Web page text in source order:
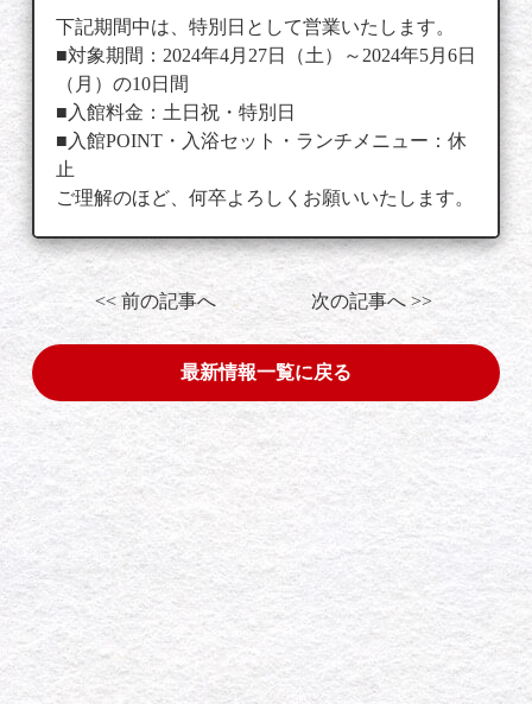
下記期間中は、特別日として営業いたします。
■対象期間：2024年4月27日（土）～2024年5月6日
（月）の10日間
■入館料金：土日祝・特別日
■入館POINT・入浴セット・ランチメニュー：休
止
ご理解のほど、何卒よろしくお願いいたします。
<< 前の記事へ 次の記事へ >>
最新情報一覧に戻る